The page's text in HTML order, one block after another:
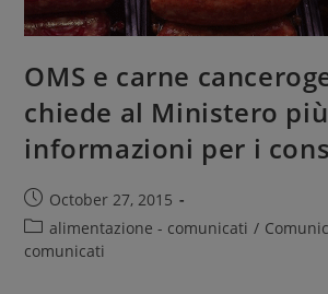
OMS e carne
chiede al Ministero più
informazioni per i
October 27, 2015
alimentazione - comunicati /
comunicati